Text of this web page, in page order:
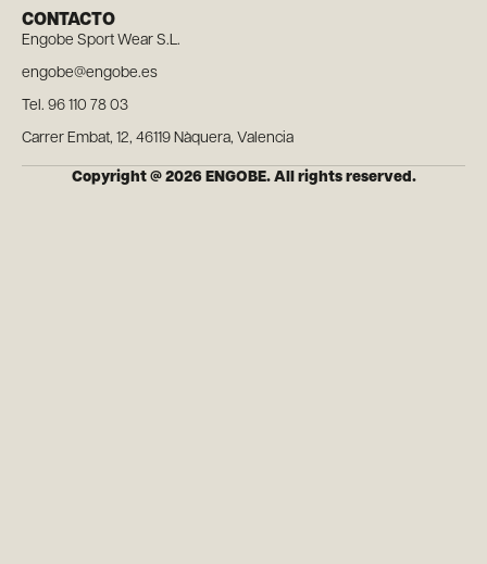
CONTACTO
Engobe Sport Wear S.L.
engobe@engobe.es
Tel. 96 110 78 03
Carrer Embat, 12, 46119 Nàquera, Valencia
Copyright @ 2026 ENGOBE. All rights reserved.